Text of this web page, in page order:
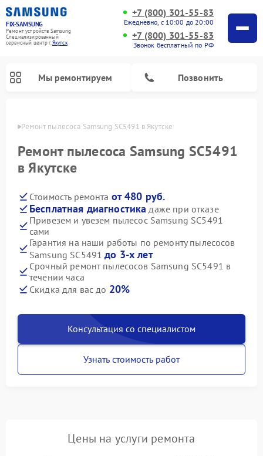
FIX-SAMSUNG
Ремонт устройств Samsung
Специализированный
cервисный центр г.Якутск
+7 (800) 301-55-83
Ежедневно, с 10:00 до 20:00
+7 (800) 301-55-83
Звонок бесплатный по РФ
Мы ремонтируем Позвонить
Ремонт пылесоса Samsung SC5491 в Якутске
Ремонт пылесоса Samsung SC5491
в Якутске
Стоимость ремонта от 480 руб.
Бесплатная диагностика даже при отказе
Привезем и увезем пылесос Samsung SC5491
сами
Гарантия на наши работы по ремонту пылесосов
Samsung SC5491до 3-х лет
Срочный ремонт пылесосов Samsung SC5491 в
течении часа
Скидка для вас до 20%
Консультация со специалистом
Узнать стоимость работ
Цены на услуги ремонта